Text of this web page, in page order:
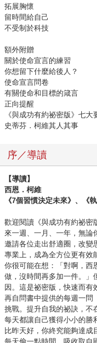
拓展胸懷
留時間給自己
不受制於科技
額外附贈
關於使命宣言的練習
你想留下什麼給後人？
使命宣言問卷
有關使命和目標的箴言
正向提醒
《與成功有約祕密版》七大
史蒂芬．柯維其人其事
序／導讀
【導讀】
西恩．柯維
《7個習慣決定未來》、《
歡迎閱讀《與成功有約祕密
來一週、一月、一年，無論
邀請各位走出舒適圈，改變
專業上，成為全方位更有效
你很可能在想：「對啊，西
做，沒時間再多加一件。」
因。這是祕密版，快速而有
再自問書中提供的每週一問
挑戰。提升自我的祕訣，不
每天都讓自己獲得小小的勝
比昨天好，你終究能夠達成
每天偷一點時間，吸收取自